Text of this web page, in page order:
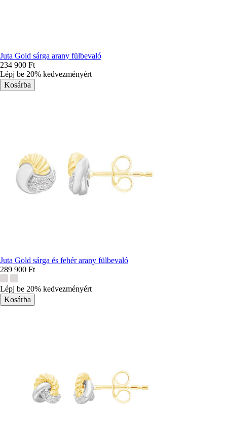
Juta Gold sárga arany fülbevaló
234 900 Ft
Lépj be 20% kedvezményért
Juta Gold sárga és fehér arany fülbevaló
289 900 Ft
színek:
Lépj be 20% kedvezményért